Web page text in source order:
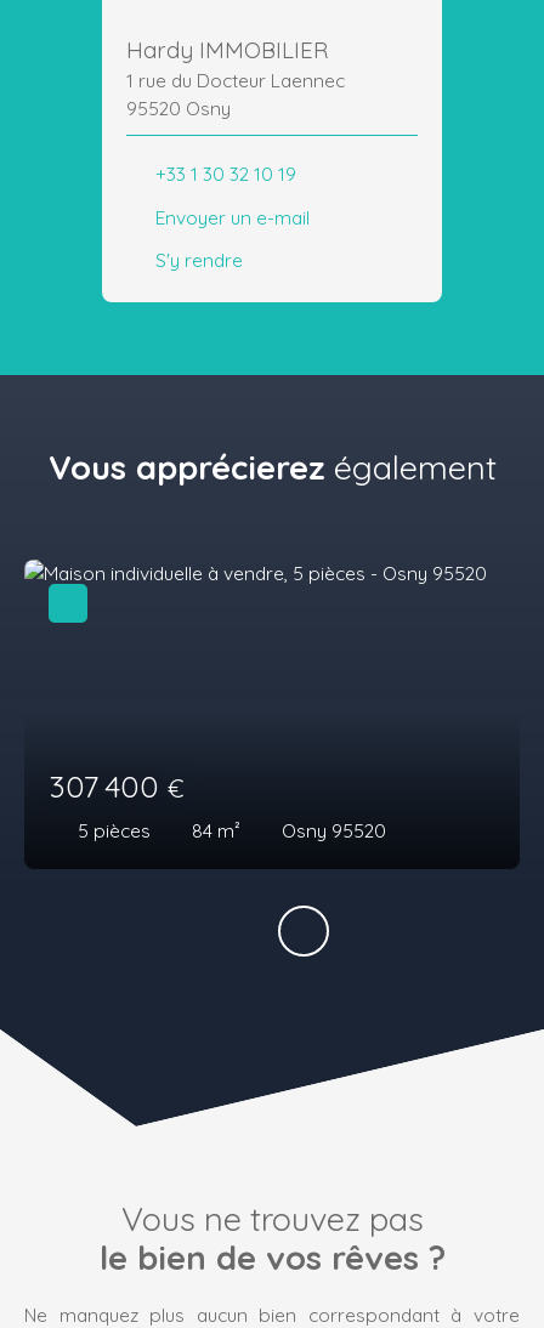
Hardy IMMOBILIER
1 rue du Docteur Laennec
95520 Osny
+33 1 30 32 10 19
Envoyer un e-mail
S'y rendre
Vous apprécierez également
307 400 €
5 pièces 84 m² Osny 95520
Vous ne trouvez pas
le bien de vos rêves ?
Ne manquez plus aucun bien correspondant à votre